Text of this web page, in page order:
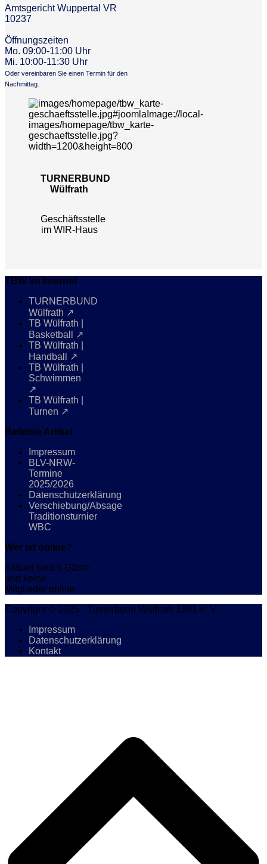
Amtsgericht Wuppertal VR
10237
Öffnungszeiten
Mo. 09:00-11:00 Uhr
Mi. 10:00-11:30 Uhr
Oder vereinbaren Sie einen Termin für den
Nachmittag.
TURNERBUND
Wülfrath
Geschäftsstelle
im WIR-Haus
TBW im Internet
TURNERBUND
Wülfrath ↗
TB Wülfrath |
Basketball ↗
TB Wülfrath |
Handball ↗
TB Wülfrath |
Schwimmen
↗
TB Wülfrath |
Turnen ↗
Beliebte Artikel
Impressum
BLV-NRW-
Termine
2025/2026
Datenschutzerklärung
Verschiebung/Absage
Traditionsturnier
WBC
Wer ist online?
Aktuell sind 9 Gäste
und keine
Mitglieder online
Copyright © 2025 - Turnerbund Wülfrath 1891 e. V.
Impressum
Datenschutzerklärung
Kontakt